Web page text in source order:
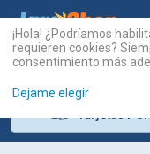
¡Hola! ¿Podríamos
requieren cookies?
consentimiento más
Dejame elegir